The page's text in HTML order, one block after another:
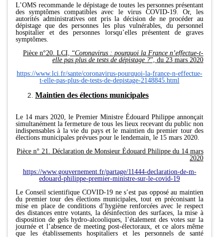
L’OMS recommande le dépistage de toutes les personnes présentant
des symptômes compatibles avec le virus COVID-19. Or, les
autorités administratives ont pris la décision de ne procéder au
dépistage que des personnes les plus vulnérables, du personnel
hospitalier et des personnes lorsqu’elles présentent de graves
symptômes.
Pièce n°20. LCI, “Coronavirus : pourquoi la France n’effectue-t-
elle pas plus de tests de dépistage ?”, du 23 mars 2020
https://www.lci.fr/sante/coronavirus-pourquoi-la-france-n-effectue-
t-elle-pas-plus-de-tests-de-depistage-2148845.html
Maintien des élections municipales
Le 14 mars 2020, le Premier Ministre Édouard Philippe annonçait
simultanément la fermeture de tous les lieux recevant du public non
indispensables à la vie du pays et le maintien du premier tour des
élections municipales prévues pour le lendemain, le 15 mars 2020.
Pièce n° 21. Déclaration de Monsieur Édouard Philippe du 14 mars
2020
https://www.gouvernement.fr/partage/11444-declaration-de-m-
edouard-philippe-premier-ministre-sur-le-covid-19
Le Conseil scientifique COVID-19 ne s’est pas opposé au maintien
du premier tour des élections municipales, tout en préconisant la
mise en place de conditions d’hygiène renforcées avec le respect
des distances entre votants, la désinfection des surfaces, la mise à
disposition de gels hydro-alcooliques, l’étalement des votes sur la
journée et l’absence de meeting post-électoraux, et ce alors même
que les établissements hospitaliers et les personnels de santé